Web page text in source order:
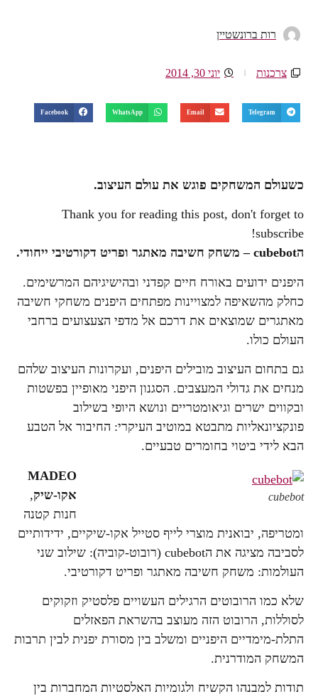
רות ברונשטיין
צרכנות יוני 30, 2014
Telegram
Email
WhatsApp
Facebook
כשעולם המשחקים פוגש את עולם העיצוב.
Thank you for reading this post, don't forget to
subscribe!
הcubebot – משחק חשיבה מאתגר ופריט דקורטיבי ייחודי.
היפנים ידועים באורח חיים קפדני ובהישיגיהם המרשימים.
כחלק מהשאיפה למצויינות מפתחים היפנים משחקי חשיבה
מאתגרים שמוצאים את דרכם אל מדפי הצעצועים ברחבי
העולם כולו.
גם בתחום העיצוב מובילים היפנים, ועקרונות העיצוב שלהם
מנחים את גדולי המעצבים. הסגנון היפני מאופיין בפשטות
ובקווים ישרים וגיאומטריים ונושא היופי בשילוב
פונקציונאליות מתבטא במוטיב העיקרי: החיבור אל הטבע
הבא לידי ביטוי בחומרים טבעיים.
cubebot
MADEO
אקו-שיק,
חנות קטנה
ומטריפה, יבואנית מוצרי לייף סטייל אקו-שיקיים, ידידותיים
לסביבה מציגה את הcubebot (רובוט-קוביה): שילוב שני
העולמות: משחק חשיבה מאתגר ופריט דקורטיבי.
שלא כמו הרובוטים הרגילים העשויים פלסטיק וזקוקים
לסוללות, הרובוט הזה מעוצב בהשראת הפאזלים
התלת-מימדיים היפניים ומשלב בין מסורת יפנית לבין תרבות
המשחק המודרנית.
תודות למבנהו הקשיח ולגומיות האלסטיות המחברות בין